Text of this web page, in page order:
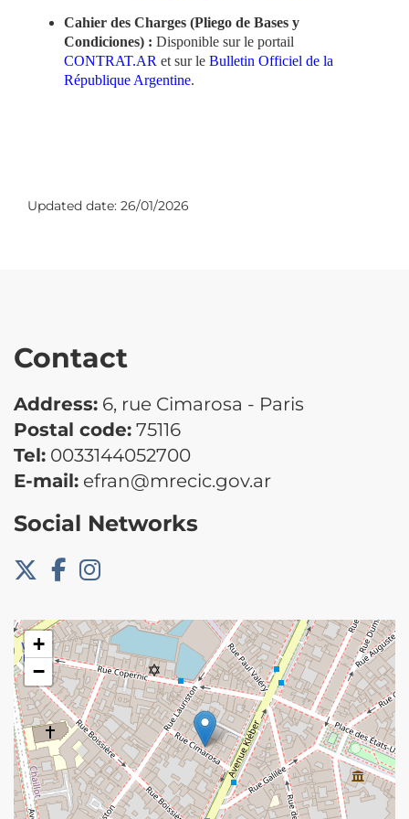
Cahier des Charges (Pliego de Bases y
Condiciones) : Disponible sur le portail
CONTRAT.AR et sur le Bulletin Officiel de la
République Argentine.
Updated date: 26/01/2026
Contact
Address: 6, rue Cimarosa - Paris
Postal code: 75116
Tel: 0033144052700
E-mail: efran@mrecic.gov.ar
Social Networks
+
−